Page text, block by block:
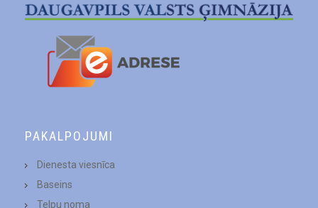
PAKALPOJUMI
Dienesta viesnīca
Baseins
Telpu noma